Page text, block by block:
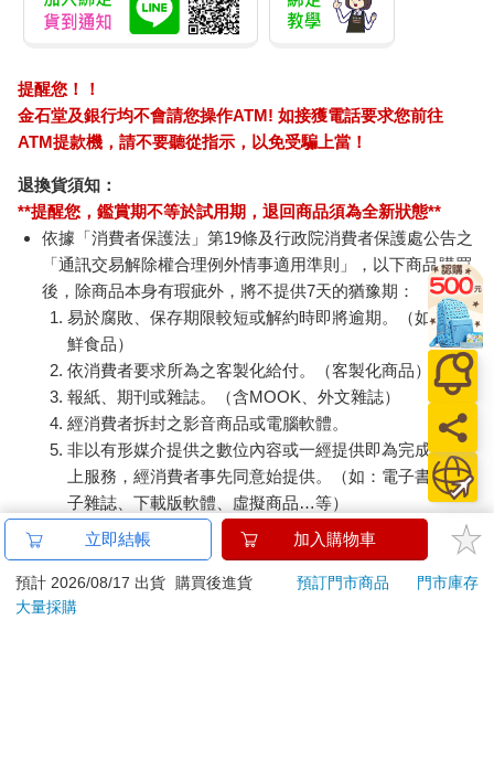
提醒您！！
金石堂及銀行均不會請您操作ATM! 如接獲電話要求您前往
ATM提款機，請不要聽從指示，以免受騙上當！
退換貨須知：
**提醒您，鑑賞期不等於試用期，退回商品須為全新狀態**
依據「消費者保護法」第19條及行政院消費者保護處公告之
「通訊交易解除權合理例外情事適用準則」，以下商品購買
後，除商品本身有瑕疵外，將不提供7天的猶豫期：
易於腐敗、保存期限較短或解約時即將逾期。（如：生
鮮食品）
依消費者要求所為之客製化給付。（客製化商品）
報紙、期刊或雜誌。（含MOOK、外文雜誌）
經消費者拆封之影音商品或電腦軟體。
非以有形媒介提供之數位內容或一經提供即為完成之線
上服務，經消費者事先同意始提供。（如：電子書、電
子雜誌、下載版軟體、虛擬商品…等）
已拆封之個人衛生用品。（如：內衣褲、刮鬍刀、除毛
刀…等）
若非上列種類商品，均享有到貨7天的猶豫期（含例假
日）。
立即結帳 加入購物車
預計 2026/08/17 出貨 購買後進貨 預訂門市商品
門市庫存
大量採購